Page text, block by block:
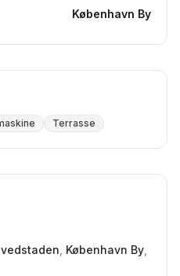
København By
Terrasse
København By